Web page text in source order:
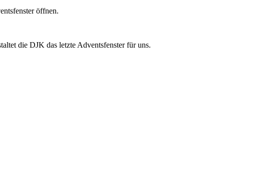
öffnen.
die DJK das letzte Adventsfenster für uns.